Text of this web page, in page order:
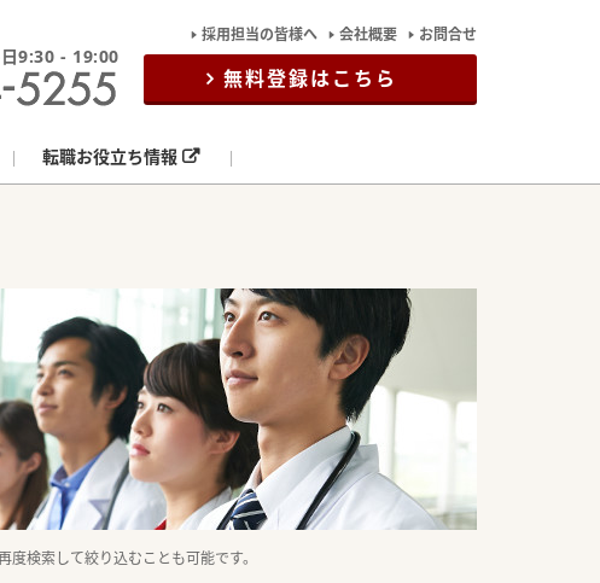
9:30 - 19:00
採用担当の皆様へ 会社概要 お問合せ
無料登録はこちら
転職お役立ち情報
検索して絞り込むことも可能です。